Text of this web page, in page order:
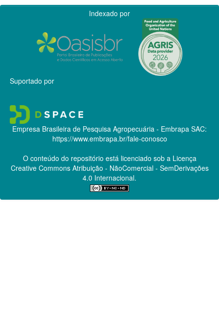
Indexado por
Suportado por
Empresa Brasileira de Pesquisa Agropecuária - Embrapa SAC:
https://www.embrapa.br/fale-conosco
O conteúdo do repositório está licenciado sob a Licença
Creative CommonsAtribuição - NãoComercial - SemDerivações
4.0 Internacional.